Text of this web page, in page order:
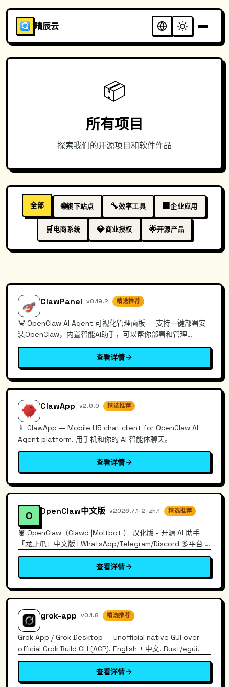
晴辰云
📦
所有项目
探索我们的开源项目和软件作品
全部 🌐旗下站点 🔧效率工具 🏢企业应用
🛒电商系统 💎商业授权 🌟开源产品
ClawPanel v0.19.2 精选推荐
🦀 OpenClaw AI Agent 可视化管理面板 — 支持一键部署安
装OpenClaw，内置智能AI助手，可以帮你部署和管理
OpenClaw，功能完善，强烈推荐使用！
查看详情
ClawApp v2.0.0 精选推荐
📱 ClawApp — Mobile H5 chat client for OpenClaw AI
Agent platform. 用手机和你的 AI 智能体聊天。
查看详情
O OpenClaw中文版 v2026.7.1-2-zh.1 精选推荐
🦞 OpenClaw（Clawd |Moltbot ） 汉化版 - 开源 AI 助手
「龙虾爪」中文版 | WhatsApp/Telegram/Discord 多平台 |
每小时同步上游 | CLI + Dashboard 全中文
查看详情
grok-app v0.1.8 精选推荐
Grok App / Grok Desktop — unofficial native GUI over
official Grok Build CLI (ACP). English + 中文. Rust/egui.
查看详情